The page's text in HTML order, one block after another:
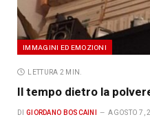
IMMAGINI ED EMOZIONI
LETTURA 2 MIN.
Il tempo dietro la
DI GIORDANO BOSCAINI AGOSTO 7,